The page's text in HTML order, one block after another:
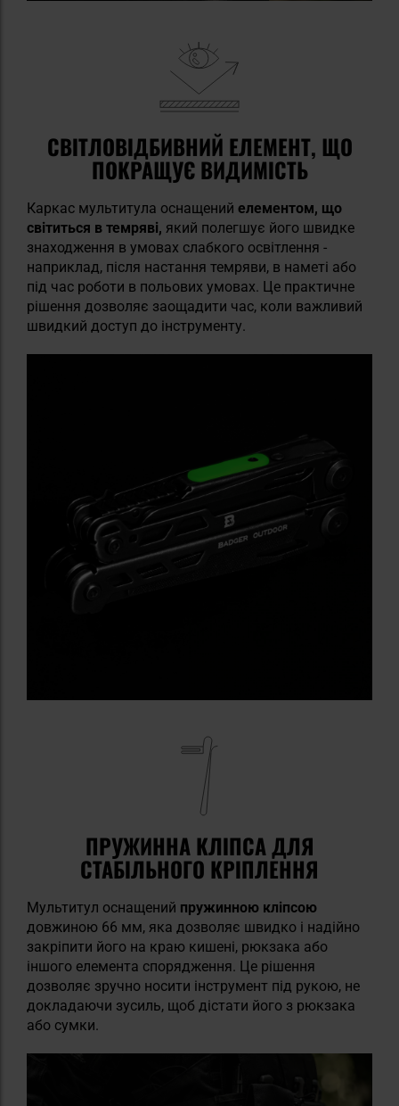
СВІТЛОВІДБИВНИЙ ЕЛЕМЕНТ, ЩО
ПОКРАЩУЄ ВИДИМІСТЬ
Каркас мультитула оснащений елементом, що
світиться в темряві, який полегшує його швидке
знаходження в умовах слабкого освітлення -
наприклад, після настання темряви, в наметі або
під час роботи в польових умовах. Це практичне
рішення дозволяє заощадити час, коли важливий
швидкий доступ до інструменту.
ПРУЖИННА КЛІПСА ДЛЯ
СТАБІЛЬНОГО КРІПЛЕННЯ
Мультитул оснащений пружинною кліпсою
довжиною 66 мм, яка дозволяє швидко і надійно
закріпити його на краю кишені, рюкзака або
іншого елемента спорядження. Це рішення
дозволяє зручно носити інструмент під рукою, не
докладаючи зусиль, щоб дістати його з рюкзака
або сумки.